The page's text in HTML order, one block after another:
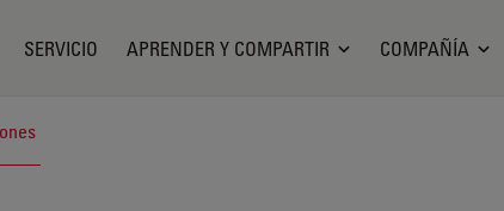
SERVICIO APRENDER Y COMPARTIR COMPAÑÍA